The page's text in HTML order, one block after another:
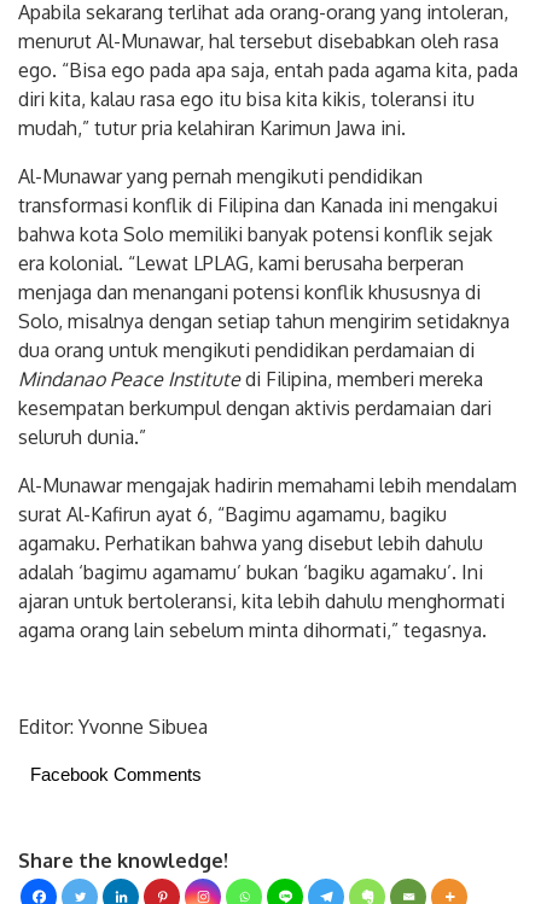
Apabila sekarang terlihat ada orang-orang yang intoleran,
menurut Al-Munawar, hal tersebut disebabkan oleh rasa
ego. “Bisa ego pada apa saja, entah pada agama kita, pada
diri kita, kalau rasa ego itu bisa kita kikis, toleransi itu
mudah,” tutur pria kelahiran Karimun Jawa ini.
Al-Munawar yang pernah mengikuti pendidikan
transformasi konflik di Filipina dan Kanada ini mengakui
bahwa kota Solo memiliki banyak potensi konflik sejak
era kolonial. “Lewat LPLAG, kami berusaha berperan
menjaga dan menangani potensi konflik khususnya di
Solo, misalnya dengan setiap tahun mengirim setidaknya
dua orang untuk mengikuti pendidikan perdamaian di
Mindanao Peace Institute
di Filipina, memberi mereka
kesempatan berkumpul dengan aktivis perdamaian dari
Al-Munawar mengajak hadirin memahami lebih mendalam
surat Al-Kafirun ayat 6, “Bagimu agamamu, bagiku
agamaku. Perhatikan bahwa yang disebut lebih dahulu
adalah ‘bagimu agamamu’ bukan ‘bagiku agamaku’. Ini
ajaran untuk bertoleransi, kita lebih dahulu menghormati
agama orang lain sebelum minta dihormati,” tegasnya.
Share the knowledge!